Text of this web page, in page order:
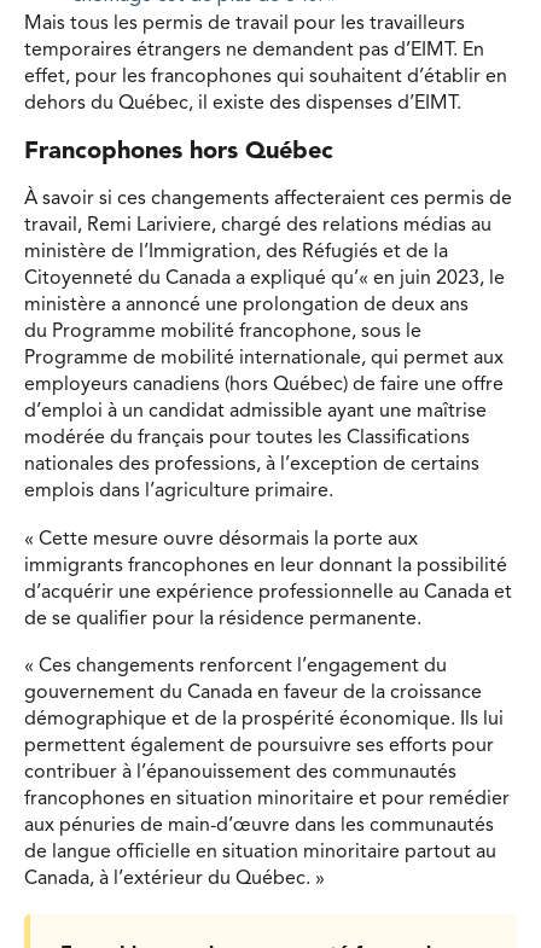
Mais tous les permis de travail pour les travailleurs
temporaires étrangers ne demandent pas d’EIMT. En
effet, pour les francophones qui souhaitent d’établir en
dehors du Québec, il existe des dispenses d’EIMT.
Francophones hors Québec
À savoir si ces changements affecteraient ces permis de
travail, Remi Lariviere, chargé des relations médias au
ministère de l’Immigration, des Réfugiés et de la
Citoyenneté du Canada a expliqué qu’« en juin 2023, le
ministère a annoncé une prolongation de deux ans
du Programme mobilité francophone, sous le
Programme de mobilité internationale, qui permet aux
employeurs canadiens (hors Québec) de faire une offre
d’emploi à un candidat admissible ayant une maîtrise
modérée du français pour toutes les Classifications
nationales des professions, à l’exception de certains
emplois dans l’agriculture primaire.
« Cette mesure ouvre désormais la porte aux
immigrants francophones en leur donnant la possibilité
d’acquérir une expérience professionnelle au Canada et
de se qualifier pour la résidence permanente.
« Ces changements renforcent l’engagement du
gouvernement du Canada en faveur de la croissance
démographique et de la prospérité économique. Ils lui
permettent également de poursuivre ses efforts pour
contribuer à l’épanouissement des communautés
francophones en situation minoritaire et pour remédier
aux pénuries de main-d’œuvre dans les communautés
de langue officielle en situation minoritaire partout au
Canada, à l’extérieur du Québec. »